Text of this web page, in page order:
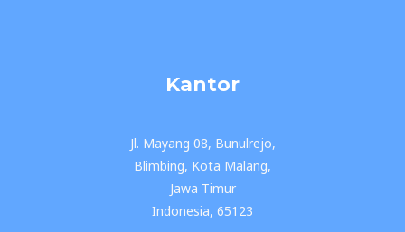
Kantor
Jl. Mayang 08, Bunulrejo,
Blimbing, Kota Malang,
Jawa Timur
Indonesia, 65123